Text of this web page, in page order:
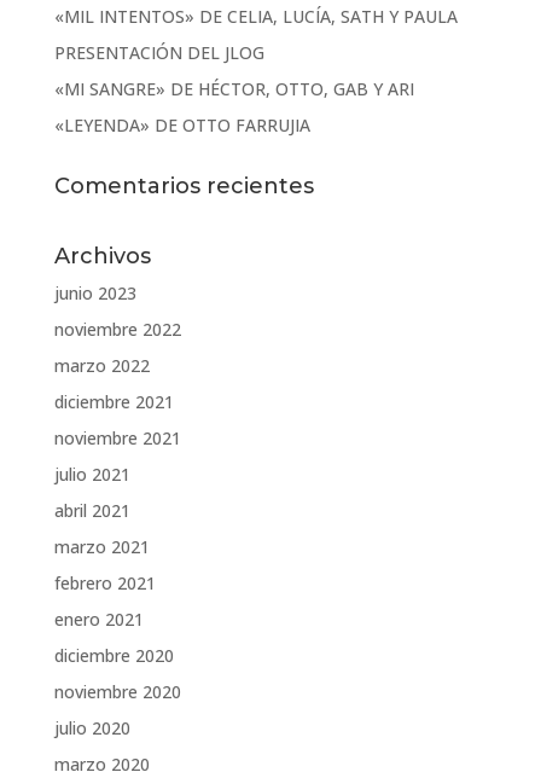
«MIL INTENTOS» DE CELIA, LUCÍA, SATH Y PAULA
PRESENTACIÓN DEL JLOG
«MI SANGRE» DE HÉCTOR, OTTO, GAB Y ARI
«LEYENDA» DE OTTO FARRUJIA
Comentarios recientes
Archivos
junio 2023
noviembre 2022
marzo 2022
diciembre 2021
noviembre 2021
julio 2021
abril 2021
marzo 2021
febrero 2021
enero 2021
diciembre 2020
noviembre 2020
julio 2020
marzo 2020